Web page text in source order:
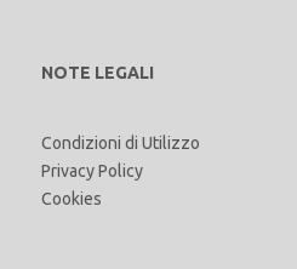
NOTE LEGALI
Condizioni di Utilizzo
Privacy Policy
Cookies